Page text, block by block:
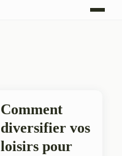
Comment
diversifier vos
loisirs pour